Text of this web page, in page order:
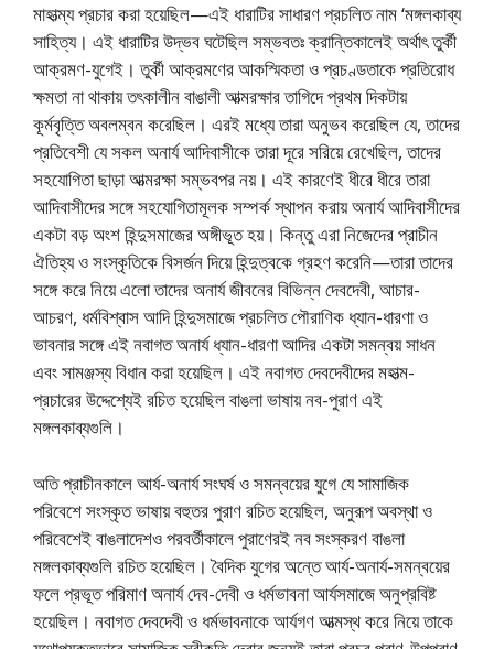
মাহাত্ম্য প্রচার করা হয়েছিল—এই ধারাটির সাধারণ প্রচলিত নাম ‘মঙ্গলকাব্য
সাহিত্য। এই ধারাটির উদ্ভব ঘটেছিল সম্ভবতঃ ক্রান্তিকালেই অর্থাৎ তুর্কী
আক্রমণ-যুগেই। তুর্কী আক্রমণের আকস্মিকতা ও প্রচণ্ডতাকে প্রতিরােধ
ক্ষমতা না থাকায় তৎকালীন বাঙালী আত্মরক্ষার তাগিদে প্রথম দিকটায়
কূর্মবৃত্তি অবলম্বন করেছিল। এরই মধ্যে তারা অনুভব করেছিল যে, তাদের
প্রতিবেশী যে সকল অনার্য আদিবাসীকে তারা দূরে সরিয়ে রেখেছিল, তাদের
সহযােগিতা ছাড়া আত্মরক্ষা সম্ভবপর নয়। এই কারণেই ধীরে ধীরে তারা
আদিবাসীদের সঙ্গে সহযােগিতামূলক সম্পর্ক স্থাপন করায় অনার্য আদিবাসীদের
একটা বড় অংশ হিন্দুসমাজের অঙ্গীভূত হয়। কিন্তু এরা নিজেদের প্রাচীন
ঐতিহ্য ও সংস্কৃতিকে বিসর্জন দিয়ে হিন্দুত্বকে গ্রহণ করেনি—তারা তাদের
সঙ্গে করে নিয়ে এলাে তাদের অনার্য জীবনের বিভিন্ন দেবদেবী, আচার-
আচরণ, ধর্মবিশ্বাস আদি হিন্দুসমাজে প্রচলিত পৌরাণিক ধ্যান-ধারণা ও
ভাবনার সঙ্গে এই নবাগত অনার্য ধ্যান-ধারণা আদির একটা সমন্বয় সাধন
এবং সামঞ্জস্য বিধান করা হয়েছিল। এই নবাগত দেবদেবীদের মহাত্ম-
প্রচারের উদ্দেশ্যেই রচিত হয়েছিল বাঙলা ভাষায় নব-পুরাণ এই
মঙ্গলকাব্যগুলি।
অতি প্রাচীনকালে আর্য-অনার্য সংঘর্ষ ও সমন্বয়ের যুগে যে সামাজিক
পরিবেশে সংস্কৃত ভাষায় বহুতর পুরাণ রচিত হয়েছিল, অনুরূপ অবস্থা ও
পরিবেশেই বাঙলাদেশও পরবর্তীকালে পুরাণেরই নব সংস্করণ বাঙলা
মঙ্গলকাব্যগুলি রচিত হয়েছিল। বৈদিক যুগের অন্তে আর্য-অনার্য-সমন্বয়ের
ফলে প্রভূত পরিমাণ অনার্য দেব-দেবী ও ধর্মভাবনা আর্যসমাজে অনুপ্রবিষ্ট
হয়েছিল। নবাগত দেবদেবী ও ধর্মভাবনাকে আর্যগণ আত্মস্থ করে নিয়ে তাকে